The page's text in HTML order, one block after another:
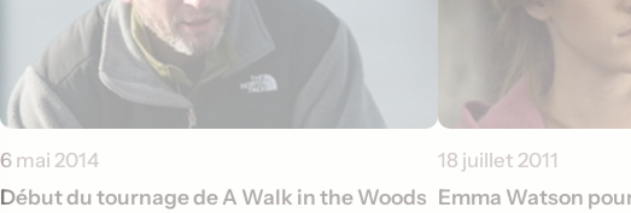
6 mai 2014
Début du tournage de A Walk in the Woods
18 juillet 2011
Emma Watson